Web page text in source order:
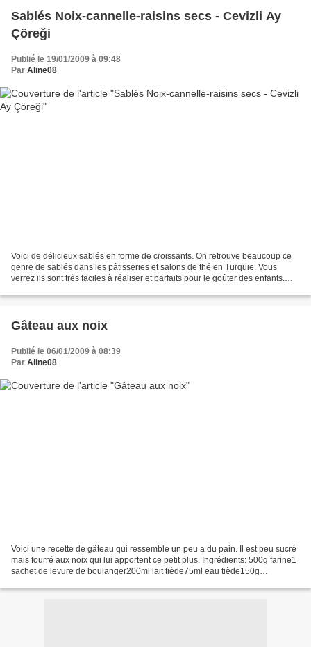
Sablés Noix-cannelle-raisins secs - Cevizli Ay
Çöreği
Publié le 19/01/2009 à 09:48
Par Aline08
Voici de délicieux sablés en forme de croissants. On retrouve beaucoup ce
genre de sablés dans les pâtisseries et salons de thé en Turquie. Vous
verrez ils sont très faciles à réaliser et parfaits pour le goûter des enfants.
Gâteau aux noix
Publié le 06/01/2009 à 08:39
Par Aline08
Voici une recette de gâteau qui ressemble un peu a du pain. Il est peu sucré
mais fourré aux noix qui lui apportent ce petit plus. Ingrédients: 500g farine1
sachet de levure de boulanger200ml lait tiède75ml eau tiède150g